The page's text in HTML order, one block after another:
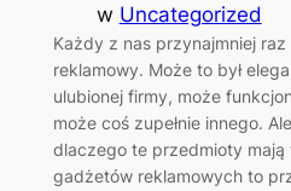
w Uncategorized
Każdy z nas przynajmniej
reklamowy. Może to był
ulubionej firmy, może
może coś zupełnie innego.
dlaczego te przedmioty mają
gadżetów reklamowych to